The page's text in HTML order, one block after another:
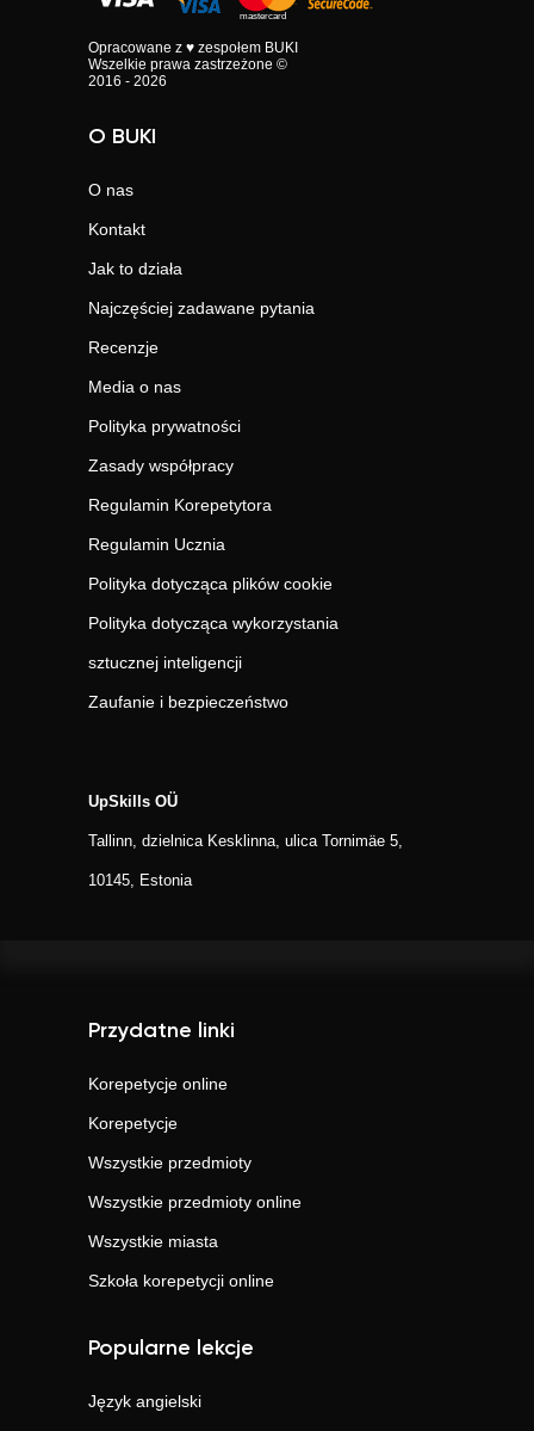
Opracowane z ♥ zespołem BUKI
Wszelkie prawa zastrzeżone ©
2016 - 2026
O BUKI
O nas
Kontakt
Jak to działa
Najczęściej zadawane pytania
Recenzje
Media o nas
Polityka prywatności
Zasady współpracy
Regulamin Korepetytora
Regulamin Ucznia
Polityka dotycząca plików cookie
Polityka dotycząca wykorzystania
sztucznej inteligencji
Zaufanie i bezpieczeństwo
UpSkills OÜ
Tallinn, dzielnica Kesklinna, ulica Tornimäe 5,
10145, Estonia
Przydatne linki
Korepetycje online
Korepetycje
Wszystkie przedmioty
Wszystkie przedmioty online
Wszystkie miasta
Szkoła korepetycji online
Popularne lekcje
Język angielski